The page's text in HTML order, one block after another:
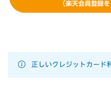
（楽天会員登録
正しいクレジットカード